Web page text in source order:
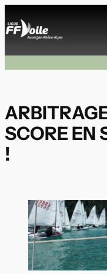
au
contenu
SCORE EN
!